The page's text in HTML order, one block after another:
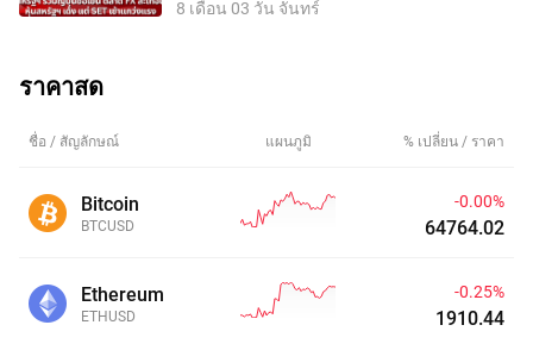
8 เดือน 03 วัน จันทร์
ราคาสด
ชื่อ / สัญลักษณ์ แผนภูมิ % เปลี่ยน / ราคา
Bitcoin
BTCUSD
-0.00%
64764.13
Ethereum
ETHUSD
-0.25%
1910.44